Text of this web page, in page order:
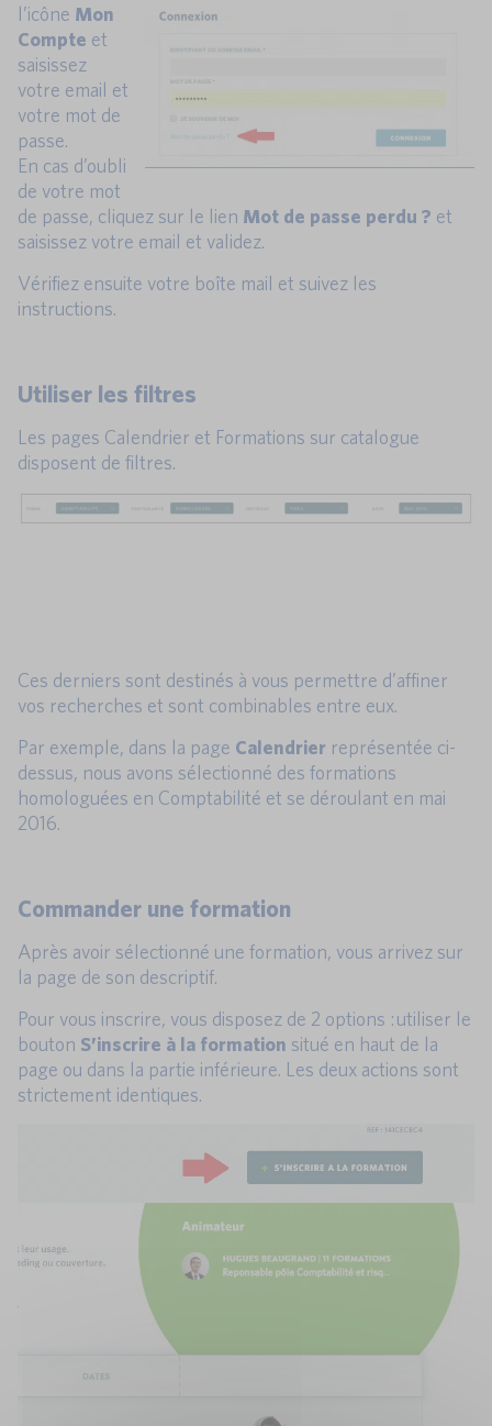
l’icône Mon
Compte et
saisissez
votre email et
votre mot de
passe.
En cas d’oubli
de votre mot
de passe, cliquez sur le lien Mot de passe perdu ? et
saisissez votre email et validez.
Vérifiez ensuite votre boîte mail et suivez les
instructions.
Utiliser les filtres
Les pages Calendrier et Formations sur catalogue
disposent de filtres.
Ces derniers sont destinés à vous permettre d’affiner
vos recherches et sont combinables entre eux.
Par exemple, dans la page Calendrier représentée ci-
dessus, nous avons sélectionné des formations
homologuées en Comptabilité et se déroulant en mai
2016.
Commander une formation
Après avoir sélectionné une formation, vous arrivez sur
la page de son descriptif.
Pour vous inscrire, vous disposez de 2 options : utiliser le
bouton S’inscrire à la formation situé en haut de la
page ou dans la partie inférieure. Les deux actions sont
strictement identiques.